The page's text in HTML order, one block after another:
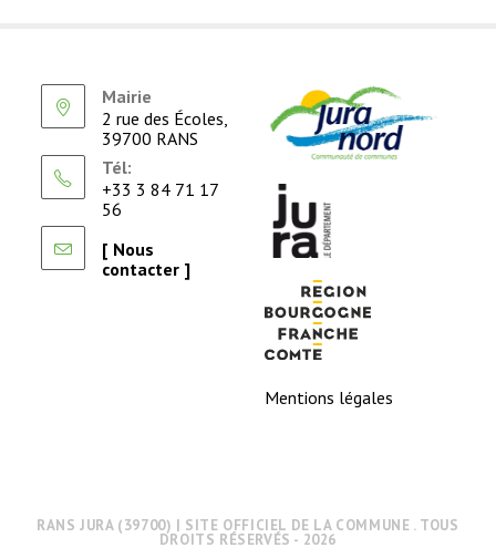
Mairie
2 rue des Écoles,
39700 RANS
Tél:
+33 3 84 71 17
56
[ Nous
contacter ]
Mentions légales
RANS JURA (39700) | SITE OFFICIEL DE LA COMMUNE . TOUS
DROITS RÉSERVÉS - 2026